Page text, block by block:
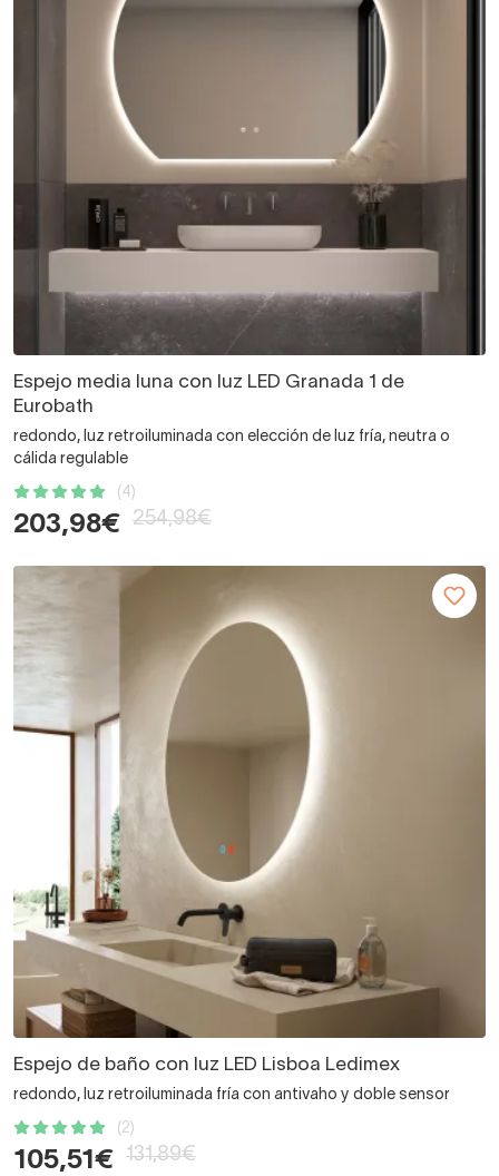
Espejo media luna con luz LED Granada 1 de
Eurobath
redondo, luz retroiluminada con elección de luz fría, neutra o
cálida regulable
(4)
203,98€ 254,98€
Espejo de baño con luz LED Lisboa Ledimex
redondo, luz retroiluminada fría con antivaho y doble sensor
(2)
105,51€ 131,89€